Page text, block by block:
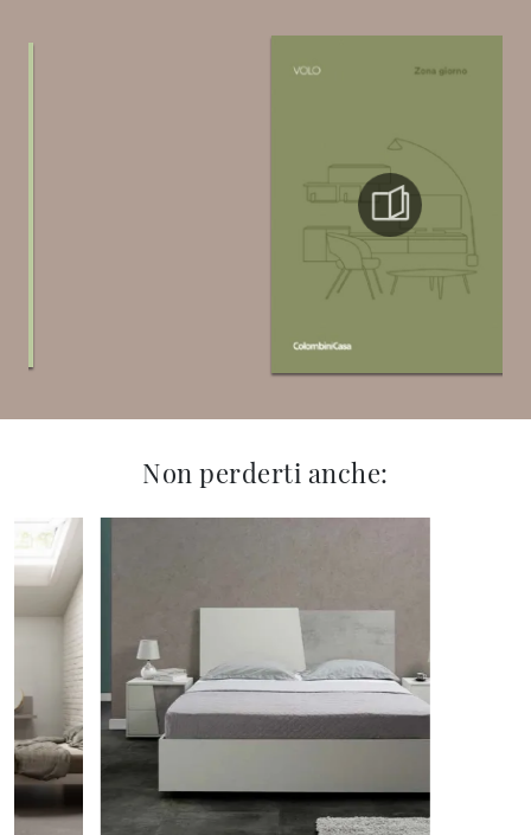
Non perderti anche: